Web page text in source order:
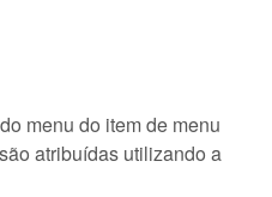
menu do item de menu
atribuídas utilizando a